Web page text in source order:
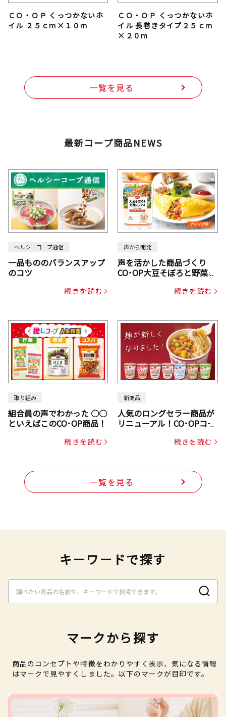
ＣＯ・ＯＰ くっつかないホ
イル ２５ｃｍ×１０ｍ
ＣＯ・ＯＰ くっつかないホ
イル 長巻きタイプ２５ｃｍ
×２０ｍ
一覧を見る
最新コープ商品NEWS
ヘルシーコープ通信
一品もののバランスアップ
のコツ
続きを読む
声から開発
声を活かした商品づくり
CO･OP大豆そぼろと野菜ミ
じん・コーン入り）続きを読む
取り組み
組合員の声でわかった ○○
といえばこのCO･OP商品！
続きを読む
新商品
人気のロングセラー商品が
リニューアル！CO･OPコー
続きを読む
一覧を見る
キーワードで探す
マークから探す
商品のコンセプトや特徴をわかりやすく表示、気になる情報
はマークで見やすくしました。以下のマークが目印です。